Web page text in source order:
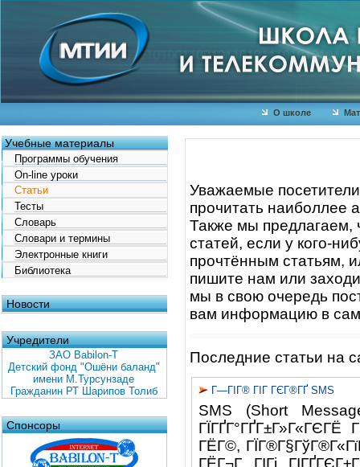
О школе
Учебные материалы
Программы обучения
On-line уроки
Статьи
Тесты
Словарь
Словари и термины
Электронные книги
Библиотека
Новости
Учредители
ЗАО Babilon-T
Детский фонд "Ошёни баланд"
имени М.Турсунзаде
Гражданин РТ Шарипов Толиб
Спонсоры
Уважаемые
прочитать наиболлее
Также мы предлагаем,
статей, если у кого-
прочтённым статьям,
пишите нам или
мы в свою очередь
вам информацию в
Последние статьи на
Г—ГІГ® ГІГ ГЄГ®ГҐ SMS
SMS (Short
ГЁГ©,
ГЁГ¬Г ГІГј